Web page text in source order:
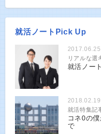
就活ノートPick Up
2017.06.25
リアルな選
就活ノー
2018.02.19
就活特集記
コネ0の
で